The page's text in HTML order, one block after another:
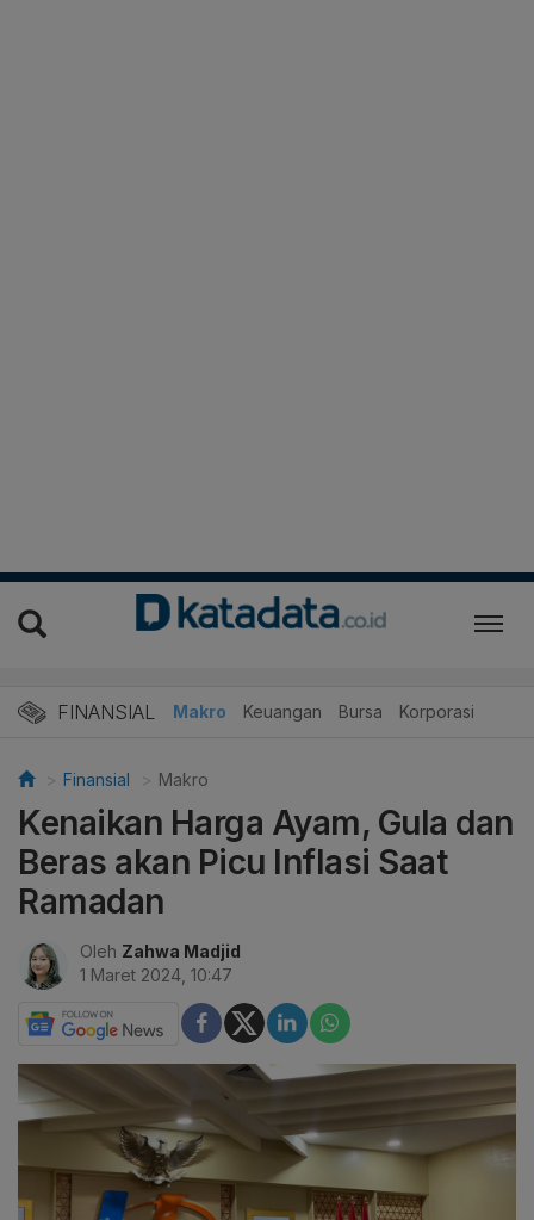
FINANSIAL Makro Keuangan Bursa Korporasi
Finansial Makro
Kenaikan Harga Ayam, Gula dan
Beras akan Picu Inflasi Saat
Ramadan
Oleh Zahwa Madjid
1 Maret 2024, 10:47